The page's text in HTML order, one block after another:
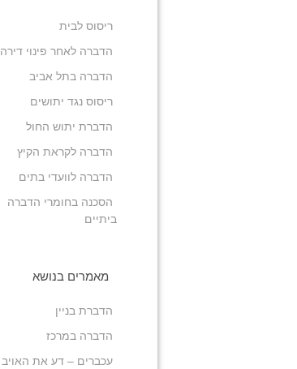
ריסוס לבית
הדברה לאחר פינוי דירה
הדברה בתל אביב
ריסוס נגד יתושים
הדברת יתוש החול
הדברה לקראת הקיץ
הדברה לוועדי בתים
הסכנה בחומרי הדברה
ביתיים
מאמרים בנושא
הדברת בניין
הדברה במרכז
עכברים – דע את האויב